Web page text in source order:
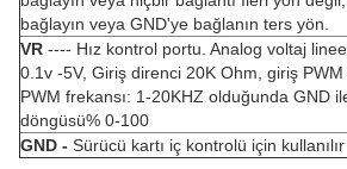
bağlayın veya GND'ye bağlanın ters yön.
VR ---- Hız kontrol portu. Analog voltaj
0.1v -5V, Giriş direnci 20K Ohm, giriş PWM
PWM frekansı: 1-20KHZ olduğunda GND
döngüsü% 0-100
GND - Sürücü kartı iç kontrolü için kullanılır